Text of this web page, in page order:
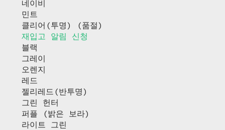
네이비
민트
클리어(투명) (품절)
재입고 알림 신청
블랙
그레이
오렌지
레드
젤리레드(반투명)
그린 헌터
퍼플 (밝은 보라)
라이트 그린